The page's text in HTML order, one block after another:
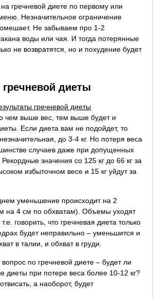
гречневой диете по первому или
Незначительное ограничение
Не забываем про 1-2
воды или чая. И тогда потерянные
не возвратятся, но и похудение будет
гречневой диеты
гречневой диеты
чем выше вес, тем выше будет и
Если диета вам не подойдет, то
до 3-4 кг. Но потеря веса
случаев даже при допущенных
значения со 125 кг до 66 кг за
избыточном весе и 15 кг уйдут за
уменьшение происходит на 2
на 4 см по обхватам). Объемы уходят
говорить, что гречневая диета только
будет неправильно – уменьшится и
в талии, и обхват в груди.
по гречневой диете – будет ли
диеты при потере веса более 10-12 кг?
а наоборот, будет